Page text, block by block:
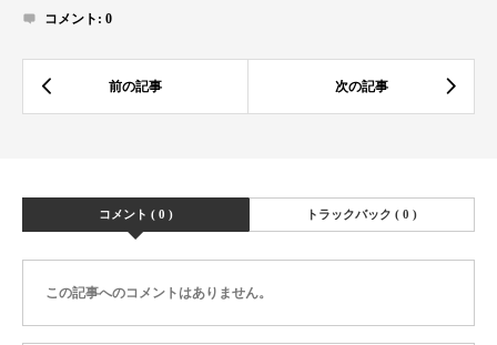
コメント: 0
コメント ( 0 ) トラックバック ( 0 )
この記事へのコメントはありません。